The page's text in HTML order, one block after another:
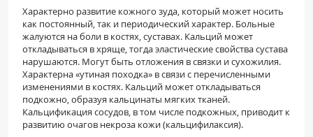
Характерно развитие кожного зуда, который может носить
как постоянный, так и периодический характер. Больные
жалуются на боли в костях, суставах. Кальций может
откладываться в хряще, тогда эластические свойства сустава
нарушаются. Могут быть отложения в связки и сухожилия.
Характерна «утиная походка» в связи с перечисленными
изменениями в костях. Кальций может откладываться
подкожно, образуя кальцинаты мягких тканей.
Кальцификация сосудов, в том числе подкожных, приводит к
развитию очагов некроза кожи (кальцифилаксия).